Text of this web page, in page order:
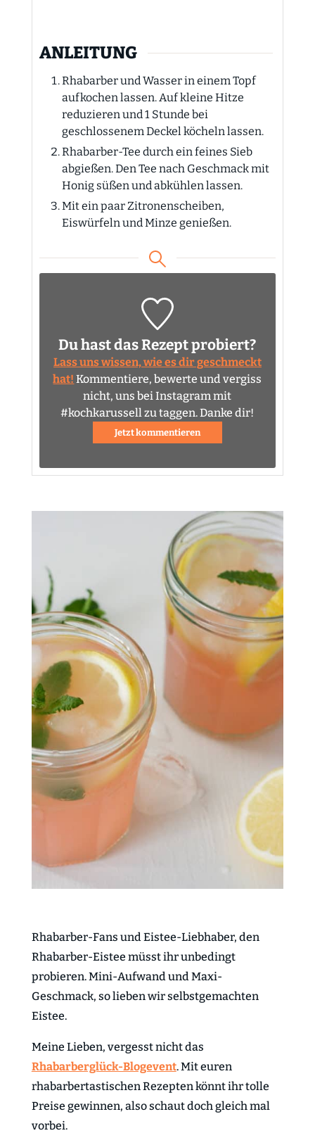
ANLEITUNG
Rhabarber und Wasser in einem Topf
aufkochen lassen. Auf kleine Hitze
reduzieren und 1 Stunde bei
geschlossenem Deckel köcheln lassen.
Rhabarber-Tee durch ein feines Sieb
abgießen. Den Tee nach Geschmack mit
Honig süßen und abkühlen lassen.
Mit ein paar Zitronenscheiben,
Eiswürfeln und Minze genießen.
Du hast das Rezept probiert?
Lass uns wissen, wie es dir geschmeckt
hat! Kommentiere, bewerte und vergiss
nicht, uns bei Instagram mit
#kochkarussell zu taggen. Danke dir!
Jetzt kommentieren
Rhabarber-Fans und Eistee-Liebhaber, den
Rhabarber-Eistee müsst ihr unbedingt
probieren. Mini-Aufwand und Maxi-
Geschmack, so lieben wir selbstgemachten
Eistee.
Meine Lieben, vergesst nicht das
Rhabarberglück-Blogevent. Mit euren
rhabarbertastischen Rezepten könnt ihr tolle
Preise gewinnen, also schaut doch gleich mal
vorbei.